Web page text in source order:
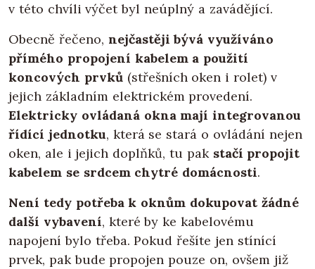
v této chvíli výčet byl neúplný a zavádějící.
Obecně řečeno, nejčastěji bývá využíváno
přímého propojení kabelem a použití
koncových prvků(střešních oken i rolet) v
jejich základním elektrickém provedení.
Elektricky ovládaná okna mají integrovanou
řídící jednotku, která se stará o ovládání nejen
oken, ale i jejich doplňků, tu pak stačí propojit
kabelem se srdcem chytré domácnosti.
Není tedy potřeba k oknům dokupovat žádné
další vybavení, které by ke kabelovému
napojení bylo třeba. Pokud řešíte jen stínící
prvek, pak bude propojen pouze on, ovšem již